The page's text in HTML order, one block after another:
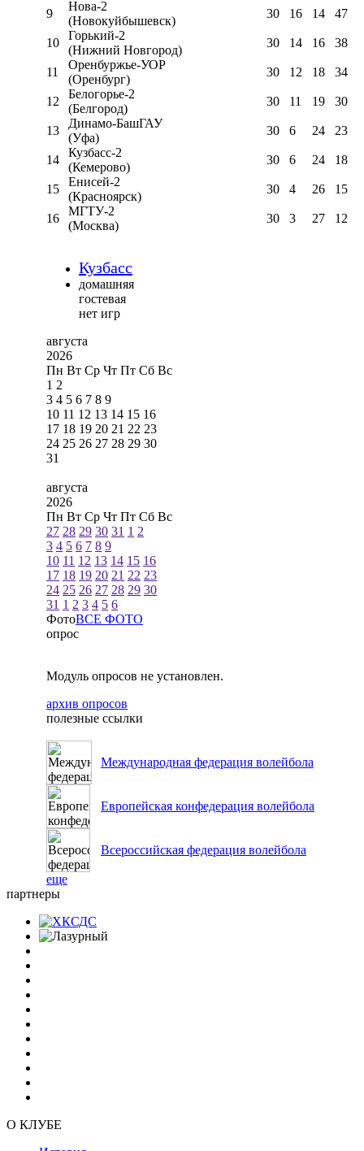
9
Нова-2
(Новокуйбышевск)
30 16 14 47
10
Горький-2
(Нижний Новгород)
30 14 16 38
11
Оренбуржье-УОР
(Оренбург)
30 12 18 34
12
Белогорье-2
(Белгород)
30 11 19 30
13
Динамо-БашГАУ
(Уфа)
30 6 24 23
14
Кузбасс-2
(Кемерово)
30 6 24 18
15
Енисей-2
(Красноярск)
30 4 26 15
16
МГТУ-2
(Москва)
30 3 27 12
Кузбасс
домашняя
гостевая
нет игр
августа
2026
Пн Вт Ср Чт Пт Сб Вс
1 2
3 4 5 6 7 8 9
10 11 12 13 14 15 16
17 18 19 20 21 22 23
24 25 26 27 28 29 30
31
августа
2026
Пн Вт Ср Чт Пт Сб Вс
27 28 29 30 31 1 2
3 4 5 6 7 8 9
10 11 12 13 14 15 16
17 18 19 20 21 22 23
24 25 26 27 28 29 30
31 1 2 3 4 5 6
ФотоВСЕ ФОТО
опрос
Модуль опросов не установлен.
архив опросов
полезные ссылки
Международная федерация волейбола
Европейская конфедерация волейбола
Всероссийская федерация волейбола
еще
партнеры
О КЛУБЕ